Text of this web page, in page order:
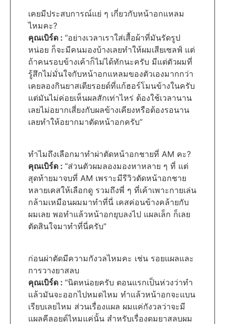
เคยมีประสบการณ์แย่ ๆ เกี่ยวกับหน้าอกแหลม
ไหมคะ?
คุณเบิร์ด : “อย่างเวลาเราใส่เสื้อผ้าที่มันรัดรูป
หน่อย ก็จะมีคนมองบ้างเลยทำให้ผมเสียเซลฟ์ แต่
ถ้าคนรอบข้างเค้าก็ไม่ได้ทักนะครับ มีแต่ตัวผมที่
รู้สึกไม่มั่นใจกับหน้าอกแหลมของตัวเองมากกว่า
เคยลองกินยาสเตียรอยด์ที่แก้ฮอร์โมนข้างในครับ
แต่มันไม่ค่อยเห็นผลสักเท่าไหร่ ต้องใช้เวลานาน
เลยไม่อยากเสี่ยงกับผลข้างเคียงหรือต้องรอนาน
เลยทำให้อยากมาตัดหน้าอกครับ”
ทำไมถึงเลือกมาทำผ่าตัดหน้าอกชายที่ AM คะ?
คุณเบิร์ด : “ส่วนตัวผมลองมองหาหลาย ๆ ที่ แต่
สุดท้ายมาจบที่ AM เพราะมีรีวิวตัดหน้าอกชาย
หลายเคสให้เลือกดู รวมถึงพี่ ๆ ที่เค้าเพาะกายเล่น
กล้ามเหมือนผมมาทำที่นี่ เคสค่อนข้างคล้ายกับ
ผมเลย พอทำแล้วหน้าอกยุบลงไป แผลเล็ก ก็เลย
ตัดสินใจมาทำที่นี่ครับ”
ก่อนผ่าตัดมีความกังวลไหมคะ เช่น รอยแผลและ
การวางยาสลบ
คุณเบิร์ด : “นิดหน่อยครับ ตอนแรกเป็นห่วงว่าทำ
แล้วมันจะออกไปหมดไหม ทำแล้วหน้าอกจะแบน
เรียบเลยไหม ส่วนเรื่องแผล ผมแค่กังวลว่าจะมี
แผลคีลอยด์ไหมแค่นั้น สำหรับเรื่องดมยาสลบผม